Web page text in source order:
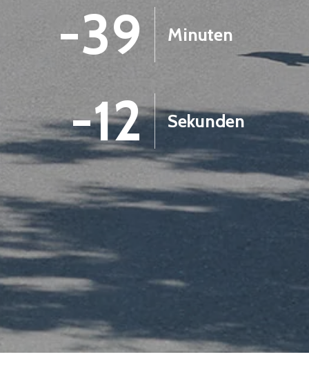
-39 Minuten
-13 Sekunden